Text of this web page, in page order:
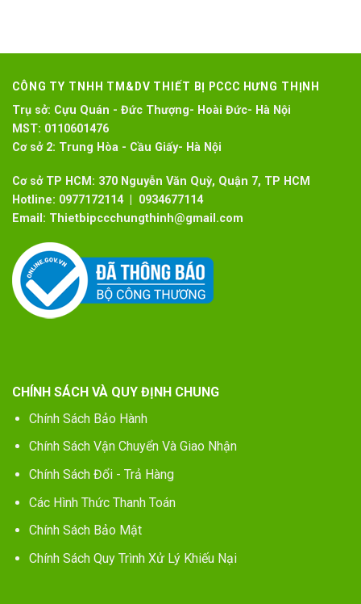
CÔNG TY TNHH TM&DV THIẾT BỊ PCCC HƯNG THỊNH
Trụ sở: Cựu Quán - Đức Thượng- Hoài Đức- Hà Nội
MST: 0110601476
Cơ sở 2: Trung Hòa - Cầu Giấy- Hà Nội
Cơ sở TP HCM: 370 Nguyễn Văn Quỳ, Quận 7, TP HCM
Hotline: 0977172114 | 0934677114
Email: Thietbipccchungthinh@gmail.com
CHÍNH SÁCH VÀ QUY ĐỊNH CHUNG
Chính Sách Bảo Hành
Chính Sách Vận Chuyển Và Giao Nhận
Chính Sách Đổi - Trả Hàng
Các Hình Thức Thanh Toán
Chính Sách Bảo Mật
Chính Sách Quy Trình Xử Lý Khiếu Nại